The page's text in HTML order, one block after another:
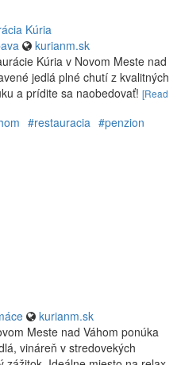
Kúria
kurianm.sk
Kúria v Novom Meste nad
jedlá plné chutí z kvalitných
a prídite sa naobedovať! [Read
#restauracia #penzion
kurianm.sk
Meste nad Váhom ponúka
vináreň v stredovekých